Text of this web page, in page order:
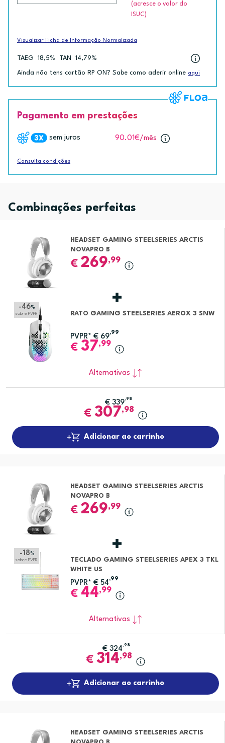
(acresce o valor do
ISUC)
Visualizar Ficha de Informação Normalizada
TAEG 18,5% TAN 14,79%
Ainda não tens cartão RP ON? Sabe como aderir online aqui
Pagamento em prestações
sem juros 90.01€/mês
Consulta condições
Combinações perfeitas
HEADSET GAMING STEELSERIES ARCTIS
NOVAPRO B
€ 269,99
-46%
sobre PVPR RATO GAMING STEELSERIES AEROX 3 SNW
PVPR* € 69
,99
€ 37,99
Alternativas
€ 339,98
€ 307,98
Adicionar ao carrinho
HEADSET GAMING STEELSERIES ARCTIS
NOVAPRO B
€ 269,99
-18 %
sobre PVPR
TECLADO GAMING STEELSERIES APEX 3 TKL
WHITE US
PVPR* € 54
,99
€ 44,99
Alternativas
€ 324,98
€ 314,98
Adicionar ao carrinho
HEADSET GAMING STEELSERIES ARCTIS